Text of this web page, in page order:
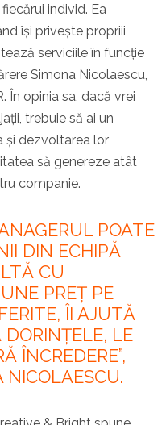
individ. Ea
își privește propriii
serviciile în funcție
Simona Nicolaescu,
În opinia sa, dacă vrei
trebuie să ai un
și dezvoltarea lor
să genereze atât
companie.
POATE
DIN ECHIPĂ
CU
PREȚ PE
ÎI AJUTĂ
LE
ÎNCREDERE”,
NICOLAESCU.